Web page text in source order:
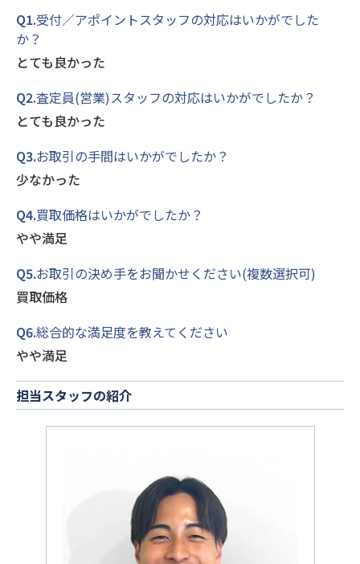
Q1.受付／アポイントスタッフの対応はいかがでした
か？
とても良かった
Q2.査定員(営業)スタッフの対応はいかがでしたか？
とても良かった
Q3.お取引の手間はいかがでしたか？
少なかった
Q4.買取価格はいかがでしたか？
やや満足
Q5.お取引の決め手をお聞かせください(複数選択可)
買取価格
Q6.総合的な満足度を教えてください
やや満足
担当スタッフの紹介